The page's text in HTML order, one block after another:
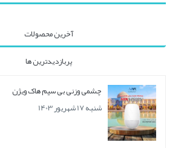
آخرین محصولات
پربازدیدترین ها
چشمی وزنی بی سیم هاک ویژن
شنبه 17 شهریور 1403